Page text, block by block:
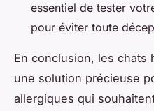
essentiel de tester
pour éviter toute
En conclusion, les chats
une solution précieuse
allergiques qui